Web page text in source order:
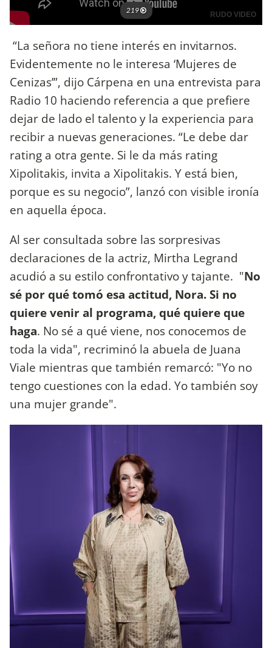
“La señora no tiene interés en invitarnos.
Evidentemente no le interesa ‘Mujeres de
Cenizas’”, dijo Cárpena en una entrevista para
Radio 10 haciendo referencia a que prefiere
dejar de lado el talento y la experiencia para
recibir a nuevas generaciones. “Le debe dar
rating a otra gente. Si le da más rating
Xipolitakis, invita a Xipolitakis. Y está bien,
porque es su negocio”, lanzó con visible ironía
en aquella época.
Al ser consultada sobre las sorpresivas
declaraciones de la actriz, Mirtha Legrand
acudió a su estilo confrontativo y tajante. "No
sé por qué tomó esa actitud, Nora. Si no
quiere venir al programa, qué quiere que
haga. No sé a qué viene, nos conocemos de
toda la vida", recriminó la abuela de Juana
Viale mientras que también remarcó: "Yo no
tengo cuestiones con la edad. Yo también soy
una mujer grande".